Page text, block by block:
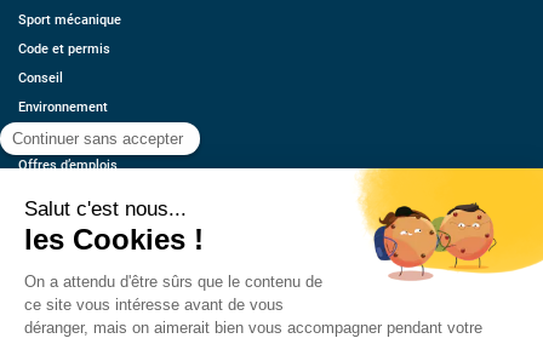
Sport mécanique
Code et permis
Conseil
Environnement
Économie
Offres d’emplois
Contact
Estimez votre voiture